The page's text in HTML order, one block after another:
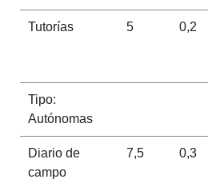
Tutorías 5 0,2
Tipo:
Autónomas
Diario de
campo
7,5 0,3